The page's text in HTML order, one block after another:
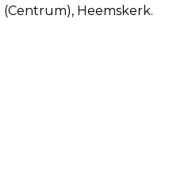
Heemskerk.